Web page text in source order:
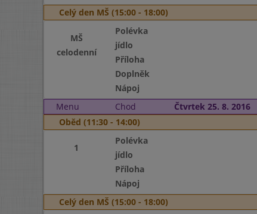
Celý den MŠ (15:00 - 18:00)
MŠ
celodenní
Polévka
jídlo
Příloha
Doplněk
Nápoj
Menu
Chod Čtvrtek 25. 8. 2016
Oběd (11:30 - 14:00)
1
Polévka
jídlo
Příloha
Nápoj
Celý den MŠ (15:00 - 18:00)